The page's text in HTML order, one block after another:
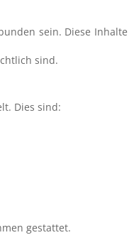
sein. Diese Inhalte
sind.
Dies sind:
gestattet.